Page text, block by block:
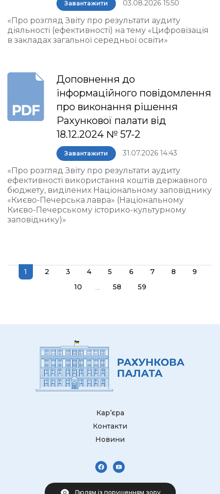
Завантажити 03.08.2026 15:50
«Про розгляд Звіту про результати аудиту
діяльності (ефективності) на тему «Цифровізація
в закладах загальної середньої освіти»
Доповнення до
інформаційного повідомлення
про виконання рішення
Рахункової палати від
18.12.2024 № 57-2
Завантажити 31.07.2026 14:43
«Про розгляд Звіту про результати аудиту
ефективності використання коштів державного
бюджету, виділених Національному заповіднику
«Києво-Печерська лавра» (Національному
Києво-Печерському історико-культурному
заповіднику)»
1 2 3 4 5 6 7 8
9
10
... 58 59
Кар’єра
Контакти
Новини
Людям із порушенням зору